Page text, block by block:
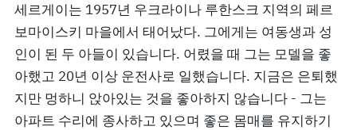
세르게이는 1957년 우크라이나 루한스크 지역의 페르
보마이스키 마을에서 태어났다. 그에게는 여동생과 성
인이 된 두 아들이 있습니다. 어렸을 때 그는 모델을 좋
아했고 20년 이상 운전사로 일했습니다. 지금은 은퇴했
지만 멍하니 앉아있는 것을 좋아하지 않습니다 - 그는
아파트 수리에 종사하고 있으며 좋은 몸매를 유지하기